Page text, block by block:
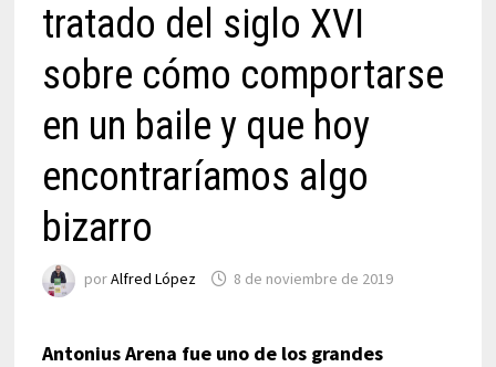
tratado del siglo XVI
sobre cómo comportarse
en un baile y que hoy
encontraríamos algo
bizarro
porAlfred López 8 de noviembre de 2019
Antonius Arena fue uno de los grandes